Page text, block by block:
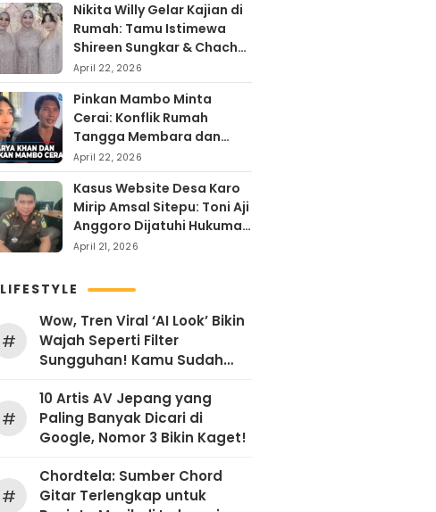
Nikita Willy Gelar Kajian di
Rumah: Tamu Istimewa
Shireen Sungkar & Chacha
Frederika, Rayakan Hari
Kartini dengan
Kehangatan
April 22, 2026
Pinkan Mambo Minta
Cerai: Konflik Rumah
Tangga Membara dan
Kontroversi Uang Endorse
Arya Khan
April 22, 2026
Kasus Website Desa Karo
Mirip Amsal Sitepu: Toni Aji
Anggoro Dijatuhi Hukuman
Penjara
April 21, 2026
LIFESTYLE
#
Wow, Tren Viral ‘AI Look’ Bikin
Wajah Seperti Filter
Sungguhan! Kamu Sudah
#
10 Artis AV Jepang yang
Paling Banyak Dicari di
Google, Nomor 3 Bikin Kaget!
#
Chordtela: Sumber Chord
Gitar Terlengkap untuk